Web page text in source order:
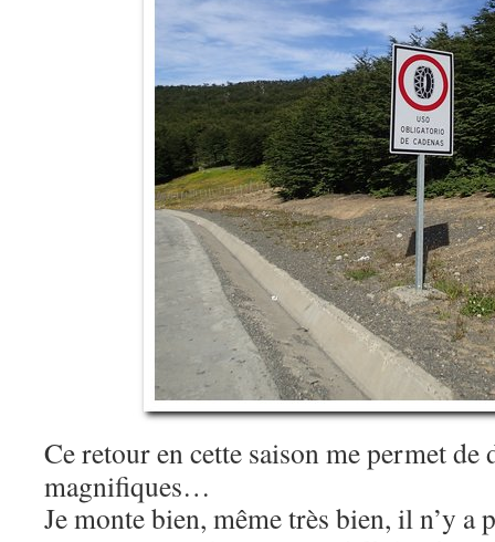
Ce retour en cette saison me permet de
magnifiques…
Je monte bien, même très bien, il n’y a